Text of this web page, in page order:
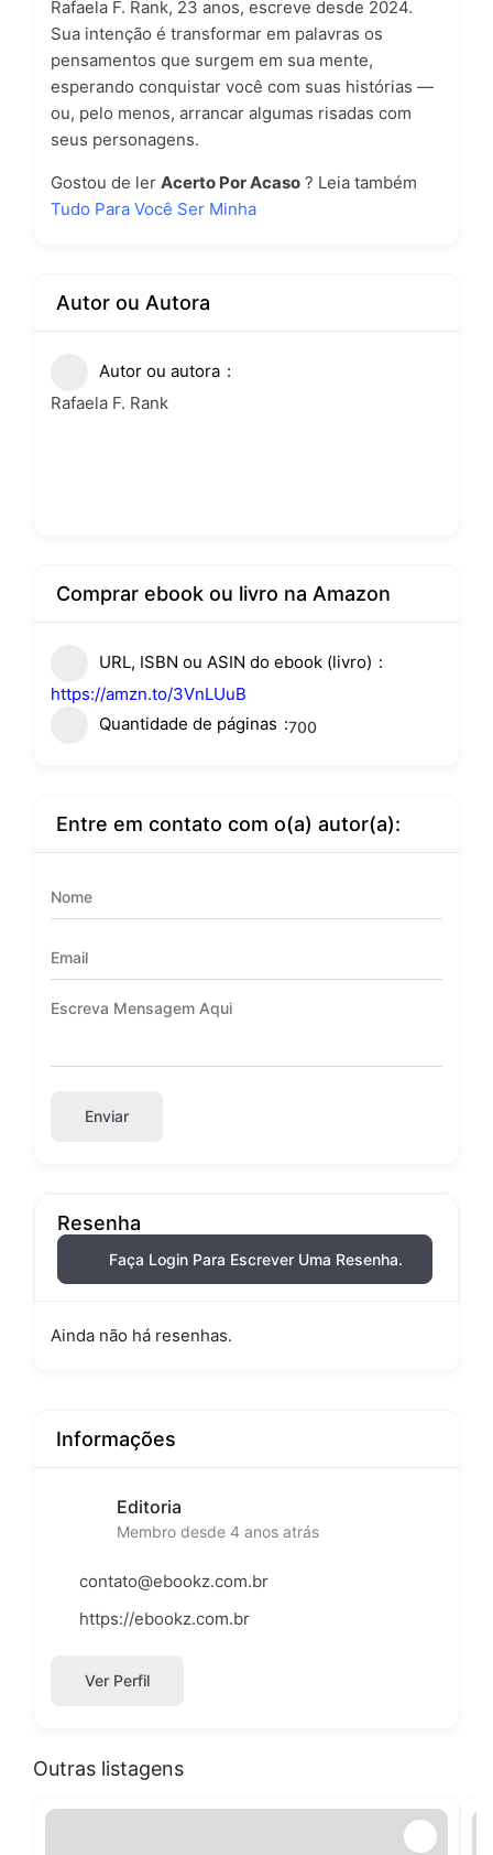
Rafaela F. Rank, 23 anos, escreve desde 2024.
Sua intenção é transformar em palavras os
pensamentos que surgem em sua mente,
esperando conquistar você com suas histórias —
ou, pelo menos, arrancar algumas risadas com
seus personagens.
Gostou de ler Acerto Por Acaso ? Leia também
Tudo Para Você Ser Minha
Autor ou Autora
Autor ou autora
Rafaela F. Rank
Comprar ebook ou livro na Amazon
URL, ISBN ou ASIN do ebook (livro)
https://amzn.to/3VnLUuB
Quantidade de páginas
700
Entre em contato com o(a) autor(a):
Enviar
Resenha
Faça Login Para Escrever Uma Resenha.
Ainda não há resenhas.
Informações
Editoria
Membro desde 4 anos atrás
contato@ebookz.com.br
https://ebookz.com.br
Ver Perfil
Outras listagens